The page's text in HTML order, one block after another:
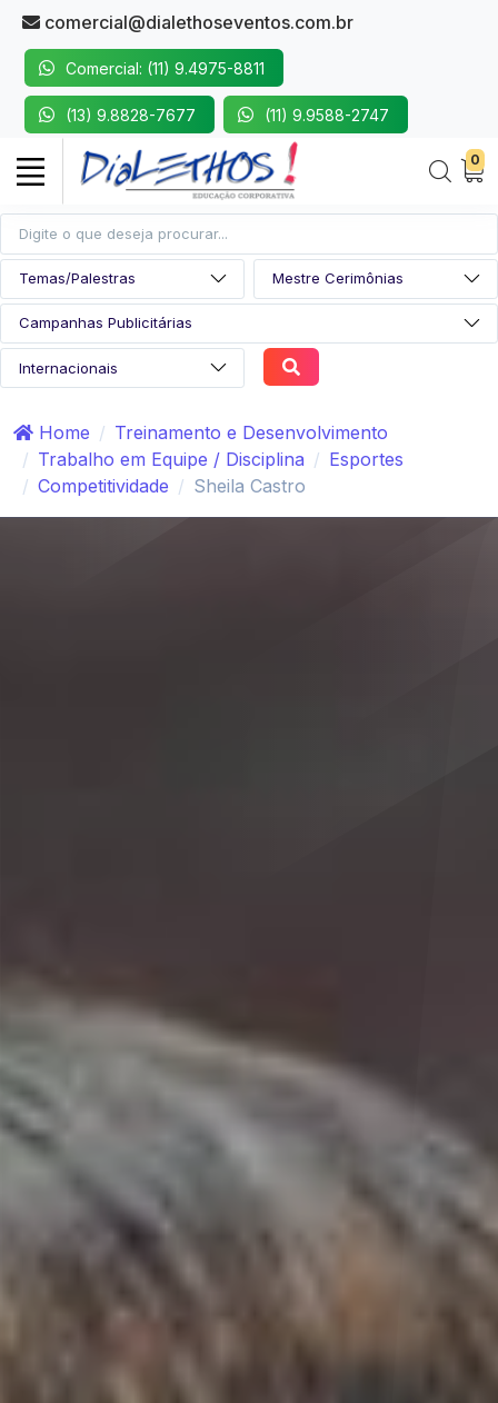
comercial@dialethoseventos.com.br
Comercial: (11) 9.4975-8811
(13) 9.8828-7677 (11) 9.9588-2747
0
Home
Treinamento e Desenvolvimento
Trabalho em Equipe / Disciplina
Esportes
Competitividade
Sheila Castro